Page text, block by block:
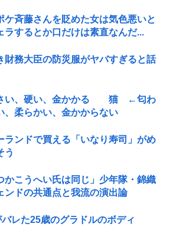
ケ斉藤さんを貶めた女は気色悪いと
ラするとか口だけは素直なんだ...
財務大臣の防災服がヤバすぎると話
い、硬い、金かかる 猫 ←匂わ
、柔らかい、金かからない
ランドで買える「いなり寿司」がめ
う
かこうへい氏は同じ」少年隊・錦織
ンドの共通点と我流の演出論
バレた25歳のグラドルのボディ